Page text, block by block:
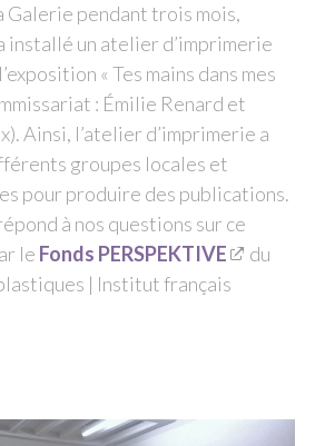
Galerie pendant trois mois,
installé un atelier d’imprimerie
« Tes mains dans mes
: Émilie Renard et
Ainsi, l’atelier d’imprimerie a
groupes locales et
pour produire des publications.
à nos questions sur ce
le Fonds PERSPEKTIVE
du
| Institut français